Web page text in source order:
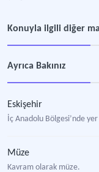
Konuyla ilgili diğer
Ayrıca Bakınız
Eskişehir
İç Anadolu Bölgesi’nde
Müze
Kavram olarak müze.